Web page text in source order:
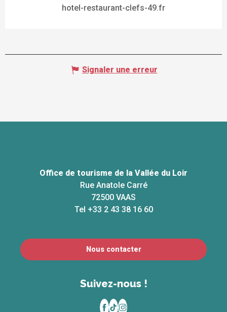
hotel-restaurant-clefs-49.fr
Signaler une erreur
Office de tourisme de la Vallée du Loir
Rue Anatole Carré
72500 VAAS
Tel +33 2 43 38 16 60
Nous contacter
Suivez-nous !